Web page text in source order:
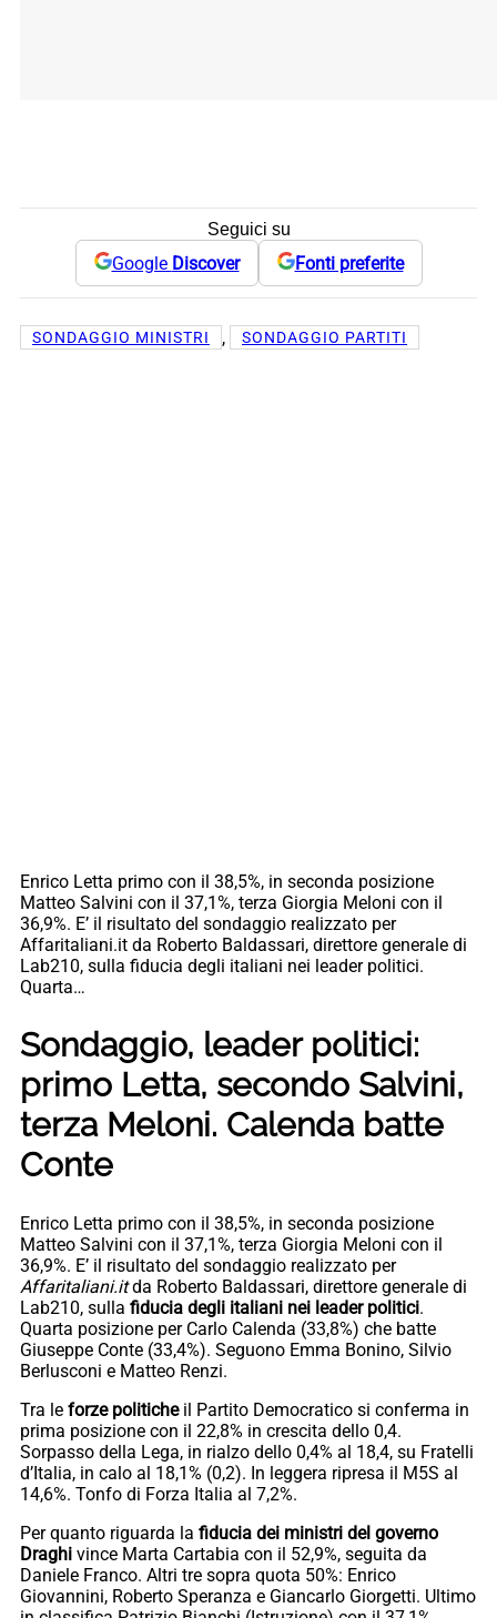
Seguici su
Google Discover Fonti preferite
SONDAGGIO MINISTRI , SONDAGGIO PARTITI
Enrico Letta primo con il 38,5%, in seconda posizione
Matteo Salvini con il 37,1%, terza Giorgia Meloni con il
36,9%. E’ il risultato del sondaggio realizzato per
Affaritaliani.it da Roberto Baldassari, direttore generale di
Lab210, sulla fiducia degli italiani nei leader politici.
Quarta…
Sondaggio, leader politici:
primo Letta, secondo Salvini,
terza Meloni. Calenda batte
Conte
Enrico Letta primo con il 38,5%, in seconda posizione
Matteo Salvini con il 37,1%, terza Giorgia Meloni con il
36,9%. E’ il risultato del sondaggio realizzato per
Affaritaliani.itda Roberto Baldassari, direttore generale di
Lab210, sulla fiducia degli italiani nei leader politici.
Quarta posizione per Carlo Calenda (33,8%) che batte
Giuseppe Conte (33,4%). Seguono Emma Bonino, Silvio
Berlusconi e Matteo Renzi.
Tra le forze politicheil Partito Democratico si conferma in
prima posizione con il 22,8% in crescita dello 0,4.
Sorpasso della Lega, in rialzo dello 0,4% al 18,4, su Fratelli
d’Italia, in calo al 18,1% (0,2). In leggera ripresa il M5S al
14,6%. Tonfo di Forza Italia al 7,2%.
Per quanto riguarda la fiducia dei ministri del governo
Draghi vince Marta Cartabia con il 52,9%, seguita da
Daniele Franco. Altri tre sopra quota 50%: Enrico
Giovannini, Roberto Speranza e Giancarlo Giorgetti. Ultimo